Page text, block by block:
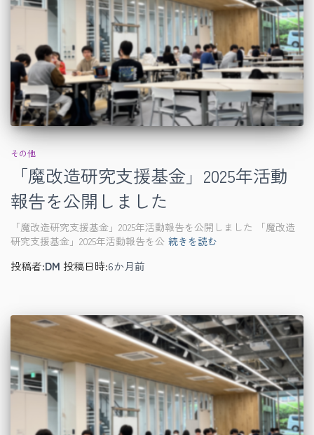
その他
「魔改造研究支援基金」2025年活動
報告を公開しました
「魔改造研究支援基金」2025年活動報告を公開しました 「魔改造
研究支援基金」2025年活動報告を公 続きを読む
投稿者:DM 投稿日時:6か月前